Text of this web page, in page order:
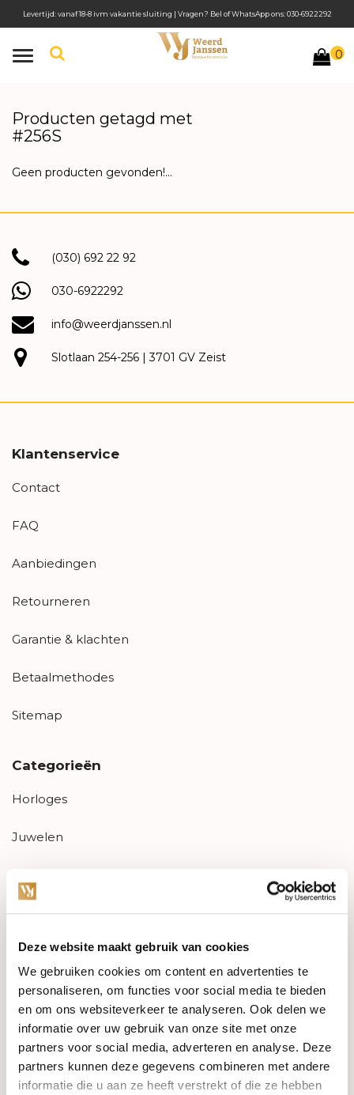
Deze website maakt gebruik van cookies
We gebruiken cookies om content en advertenties te
personaliseren, om functies voor social media te bieden
en om ons websiteverkeer te analyseren. Ook delen we
informatie over uw gebruik van onze site met onze
partners voor social media, adverteren en analyse. Deze
partners kunnen deze gegevens combineren met andere
informatie die u aan ze heeft verstrekt of die ze hebben
Toggle
0
Levertijd: vanaf 18-8 ivm vakantie sluiting | Vragen? Bel of WhatsApp ons: 030-6922292
Producten getagd met
#256S
Geen producten gevonden!...
(030) 692 22 92
030-6922292
info@weerdjanssen.nl
Slotlaan 254-256 | 3701 GV Zeist
Klantenservice
Contact
FAQ
Aanbiedingen
Retourneren
Garantie & klachten
Betaalmethodes
Sitemap
Categorieën
Horloges
Juwelen
PRE-OWNED
Luxe Accessoires
Informatie
Heren Sieraden
SALE